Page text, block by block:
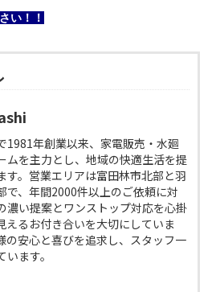
い！！
1981年創業以来、家電販売・水廻
ムを主力とし、地域の快適生活を提
す。営業エリアは富田林市北部と羽
で、年間2000件以上のご依頼に対
濃い提案とワンストップ対応を心掛
えるお付き合いを大切にしていま
の安心と喜びを追求し、スタッフ一
ます。